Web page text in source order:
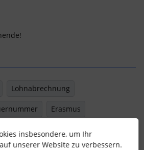
Lohnabrechnung
Erasmus
dies
insbesondere, um Ihr
unserer Website zu verbessern.